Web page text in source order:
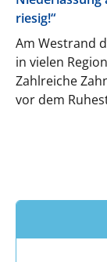
riesig!“
Am Westrand
in vielen
Zahlreiche
vor dem
Mauritz war